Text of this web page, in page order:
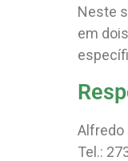
Neste
em
Alfredo
Tel.: